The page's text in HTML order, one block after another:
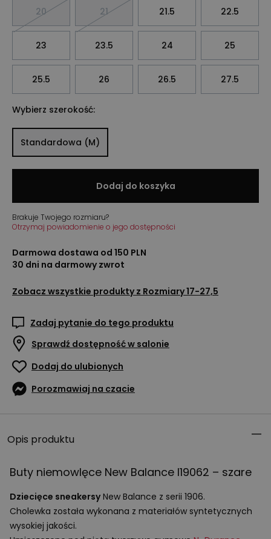
20 21 21.5 22.5
23 23.5 24 25
25.5 26 26.5 27.5
Wybierz szerokość:
Standardowa (M)
Dodaj do koszyka
Brakuje Twojego rozmiaru?
Otrzymaj powiadomienie o jego dostępności
Darmowa dostawa od 150 PLN
30 dni na darmowy zwrot
Zobacz wszystkie produkty z Rozmiary 17-27,5
Zadaj pytanie do tego produktu
Sprawdź dostępność w salonie
Dodaj do ulubionych
Porozmawiaj na czacie
Opis produktu
Buty niemowlęce New Balance I19062 – szare
Dziecięce sneakersyNew Balance z serii 1906.
Cholewka została wykonana z materiałów syntetycznych
wysokiej jakości.